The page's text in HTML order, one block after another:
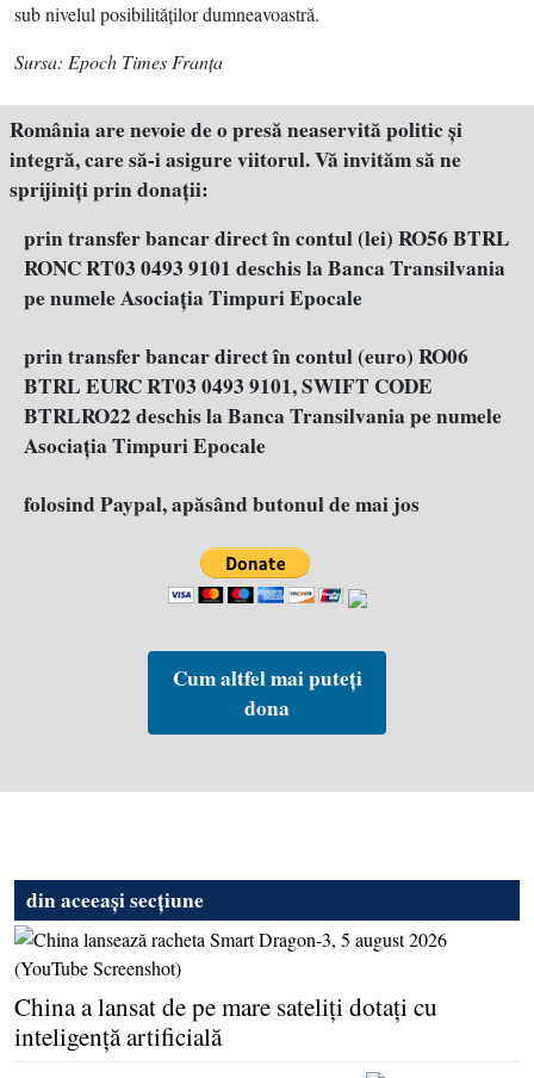
sub nivelul posibilităţilor dumneavoastră.
Sursa: Epoch Times Franţa
România are nevoie de o presă neaservită politic şi
integră, care să-i asigure viitorul. Vă invităm să ne
sprijiniţi prin donaţii:
prin transfer bancar direct în contul (lei) RO56 BTRL
RONC RT03 0493 9101 deschis la Banca Transilvania
pe numele Asociația Timpuri Epocale
prin transfer bancar direct în contul (euro) RO06
BTRL EURC RT03 0493 9101, SWIFT CODE
BTRLRO22 deschis la Banca Transilvania pe numele
Asociația Timpuri Epocale
folosind Paypal, apăsând butonul de mai jos
Cum altfel mai puteți
dona
din aceeași secțiune
China a lansat de pe mare sateliţi dotaţi cu
inteligenţă artificială